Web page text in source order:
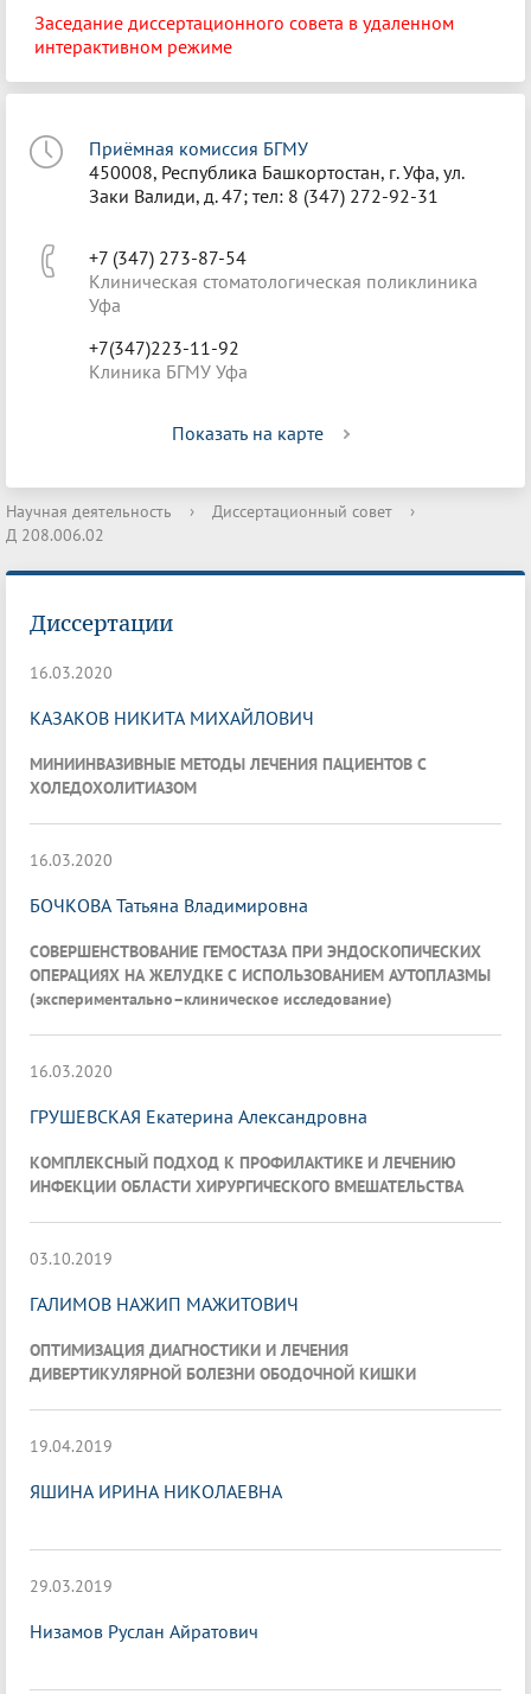
Заседание диссертационного совета в удаленном
интерактивном режиме
Приёмная комиссия БГМУ
450008, Республика Башкортостан, г. Уфа, ул.
Заки Валиди, д. 47; тел: 8 (347) 272-92-31
+7 (347) 273-87-54
Клиническая стоматологическая поликлиника
Уфа
+7(347)223-11-92
Клиника БГМУ Уфа
Показать на карте
Научная деятельность › Диссертационный совет
›
Д 208.006.02
Диссертации
16.03.2020
КАЗАКОВ НИКИТА МИХАЙЛОВИЧ
МИНИИНВАЗИВНЫЕ МЕТОДЫ ЛЕЧЕНИЯ ПАЦИЕНТОВ С
ХОЛЕДОХОЛИТИАЗОМ
16.03.2020
БОЧКОВА Татьяна Владимировна
СОВЕРШЕНСТВОВАНИЕ ГЕМОСТАЗА ПРИ ЭНДОСКОПИЧЕСКИХ
ОПЕРАЦИЯХ НА ЖЕЛУДКЕ С ИСПОЛЬЗОВАНИЕМ АУТОПЛАЗМЫ
(экспериментально–клиническое исследование)
16.03.2020
ГРУШЕВСКАЯ Екатерина Александровна
КОМПЛЕКСНЫЙ ПОДХОД К ПРОФИЛАКТИКЕ И ЛЕЧЕНИЮ
ИНФЕКЦИИ ОБЛАСТИ ХИРУРГИЧЕСКОГО ВМЕШАТЕЛЬСТВА
03.10.2019
ГАЛИМОВ НАЖИП МАЖИТОВИЧ
ОПТИМИЗАЦИЯ ДИАГНОСТИКИ И ЛЕЧЕНИЯ
ДИВЕРТИКУЛЯРНОЙ БОЛЕЗНИ ОБОДОЧНОЙ КИШКИ
19.04.2019
ЯШИНА ИРИНА НИКОЛАЕВНА
29.03.2019
Низамов Руслан Айратович